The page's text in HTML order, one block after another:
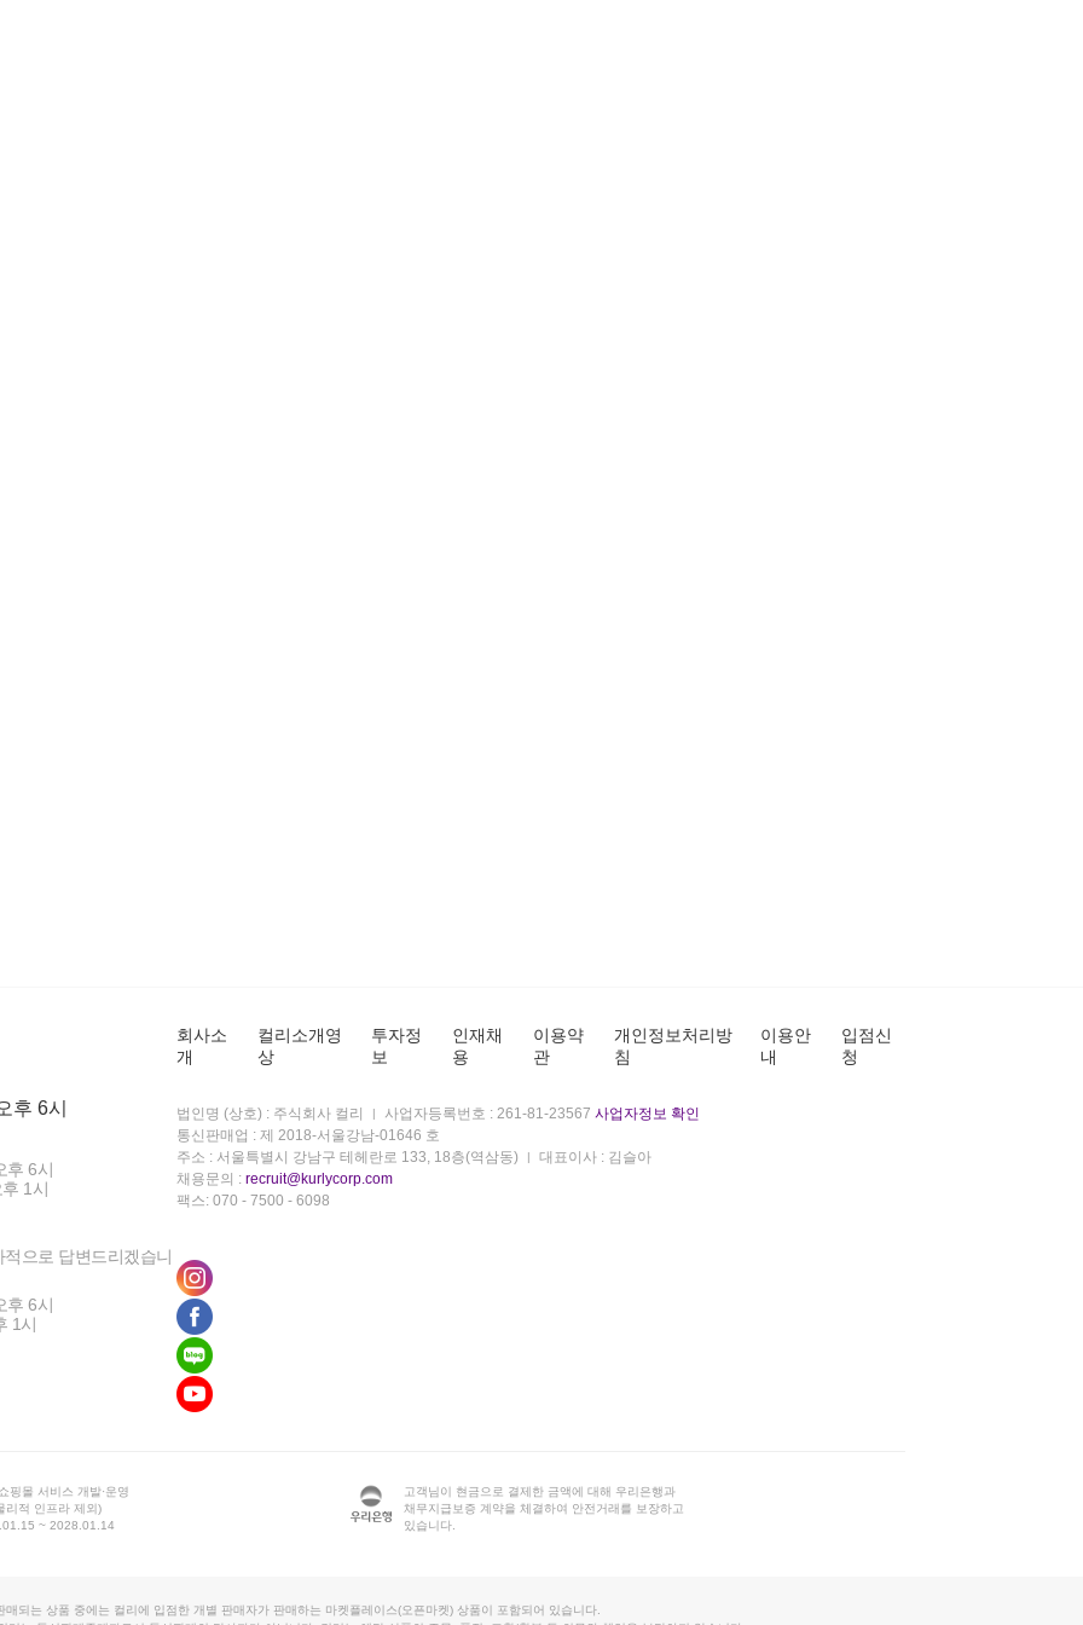
후 6시
후 6시
1시
으로 답변드리겠습니
후 6시
1시
회사소
개
컬리소개영
상
투자정
보
인재채
용
이용약
관
개인정보처리방
침
이용안
내
입점신
청
법인명 (상호) : 주식회사 컬리 사업자등록번호 : 261-81-23567 사업자정보 확인
통신판매업 : 제 2018-서울강남-01646 호
주소 : 서울특별시 강남구 테헤란로 133, 18층(역삼동)
대표이사 : 김슬아
채용문의 : recruit@kurlycorp.com
팩스: 070 - 7500 - 6098
핑몰 서비스 개발·운영
리적 인프라 제외)
~ 2028.01.14
고객님이 현금으로 결제한 금액에 대해 우리은행과
채무지급보증 계약을 체결하여 안전거래를 보장하고
있습니다.
매되는 상품 중에는 컬리에 입점한 개별 판매자가 판매하는 마켓플레이스(오픈마켓) 상품이 포함되어 있습니다.